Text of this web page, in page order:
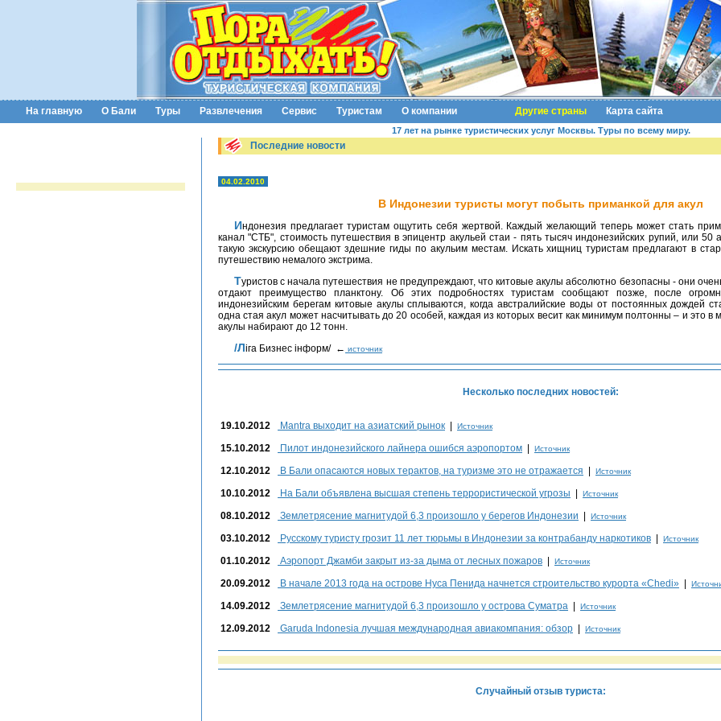
На главную О Бали Туры Развлечения Сервис Туристам О компании Другие страны Карта сайта
17 лет на рынке туристических услуг Москвы. Туры по всему миру.
Последние новости
04.02.2010
В Индонезии туристы могут побыть приманкой для акул
Индонезия предлагает туристам ощутить себя жертвой. Каждый желающий теперь может стать приманкой для акул. Как сообщает
канал "СТБ", стоимость путешествия в эпицентр акульей стаи - пять тысяч индонезийских рупий, или 50
такую экскурсию обещают здешние гиды по акульим местам. Искать хищниц туристам предлагают в
путешествию немалого экстрима.
Туристов с начала путешествия не предупреждают, что китовые акулы абсолютно безопасны - они очень дружелюбны к людям, а в еде
отдают преимущество планктону. Об этих подробностях туристам сообщают позже, после
индонезийским берегам китовые акулы сплываются, когда австралийские воды от постоянных дождей
одна стая акул может насчитывать до 20 особей, каждая из которых весит как минимум полтонны – и это
акулы набирают до 12 тонн.
/Лiга Бизнес iнформ/ ← источник
Несколько последних новостей:
19.10.2012 Mantra выходит на азиатский рынок Источник
15.10.2012 Пилот индонезийского лайнера ошибся аэропортом Источник
12.10.2012 В Бали опасаются новых терактов, на туризме это не отражается Источник
10.10.2012 На Бали объявлена высшая степень террористической угрозы Источник
08.10.2012 Землетрясение магнитудой 6,3 произошло у берегов Индонезии Источник
03.10.2012 Русскому туристу грозит 11 лет тюрьмы в Индонезии за контрабанду наркотиков Источник
01.10.2012 Аэропорт Джамби закрыт из-за дыма от лесных пожаров Источник
20.09.2012 В начале 2013 года на острове Нуса Пенида начнется строительство курорта «Chedi»
14.09.2012 Землетрясение магнитудой 6,3 произошло у острова Суматра Источник
12.09.2012 Garuda Indonesia лучшая международная авиакомпания: обзор Источник
Случайный отзыв туриста: